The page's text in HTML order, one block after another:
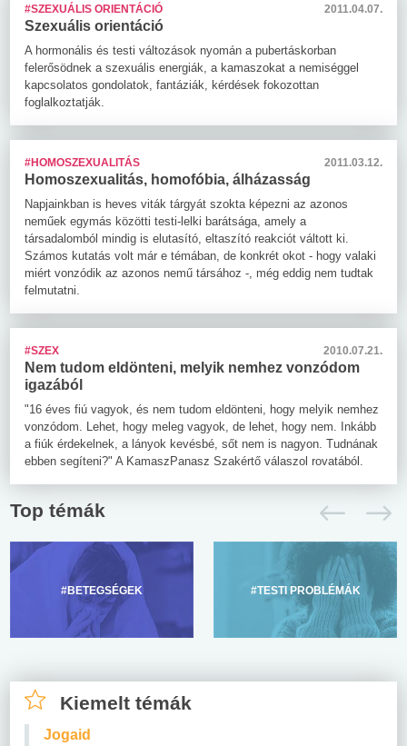
#SZEXUÁLIS ORIENTÁCIÓ 2011.04.07.
Szexuális orientáció
A hormonális és testi változások nyomán a pubertáskorban
felerősödnek a szexuális energiák, a kamaszokat a nemiséggel
kapcsolatos gondolatok, fantáziák, kérdések fokozottan
foglalkoztatják.
#HOMOSZEXUALITÁS 2011.03.12.
Homoszexualitás, homofóbia, álházasság
Napjainkban is heves viták tárgyát szokta képezni az azonos
neműek egymás közötti testi-lelki barátsága, amely a
társadalomból mindig is elutasító, eltaszító reakciót váltott ki.
Számos kutatás volt már e témában, de konkrét okot - hogy valaki
miért vonzódik az azonos nemű társához -, még eddig nem tudtak
felmutatni.
#SZEX 2010.07.21.
Nem tudom eldönteni, melyik nemhez vonzódom
igazából
"16 éves fiú vagyok, és nem tudom eldönteni, hogy melyik nemhez
vonzódom. Lehet, hogy meleg vagyok, de lehet, hogy nem. Inkább
a fiúk érdekelnek, a lányok kevésbé, sőt nem is nagyon. Tudnának
ebben segíteni?" A KamaszPanasz Szakértő válaszol rovatából.
Top témák
#BETEGSÉGEK #TESTI PROBLÉMÁK
Kiemelt témák
Jogaid